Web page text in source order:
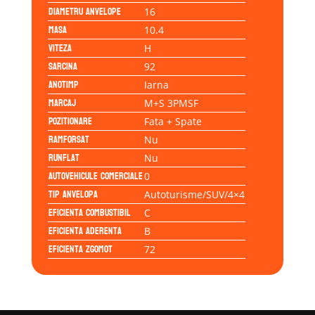
Diametru anvelope 16
Masa 10.4
Viteza H
Sarcina 92
Anotimp Iarna
Marcaj M+S 3PMSF
Pozitionare Fata + Spate
Ramforsat Nu
Runflat Nu
Autovehicule comerciale0
Tip anvelopa Autoturisme/SUV/4×4
Eficienta Combustibil C
Eficienta Aderenta B
Eficienta Zgomot 72